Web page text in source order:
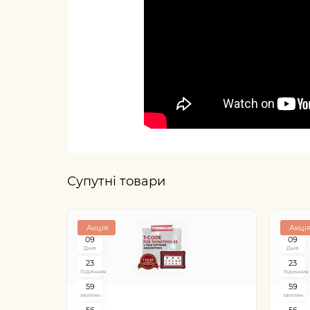
Супутні товари
Акція
09
Днів
23
Годинник
59
хвилин
09
Днів
23
Годинник
59
хвилин